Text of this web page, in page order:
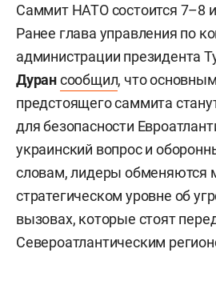
Саммит НАТО состоится 7–8
Ранее глава управления по
администрации президента
Дурансообщил, что
предстоящего саммита
для безопасности
украинский вопрос и
словам, лидеры обменяются
стратегическом уровне об
вызовах, которые стоят
Североатлантическим